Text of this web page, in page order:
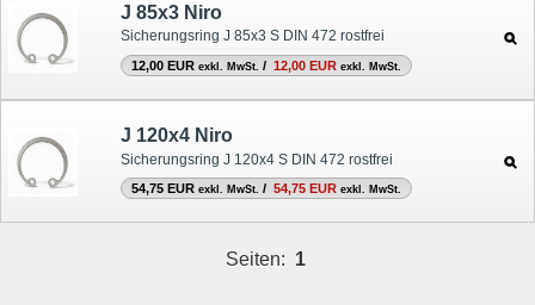
J 85x3 Niro
Sicherungsring J 85x3 S DIN 472 rostfrei
12,00 EUR exkl. MwSt. / 12,00 EUR exkl. MwSt.
J 120x4 Niro
Sicherungsring J 120x4 S DIN 472 rostfrei
54,75 EUR exkl. MwSt. / 54,75 EUR exkl. MwSt.
Seiten: 1